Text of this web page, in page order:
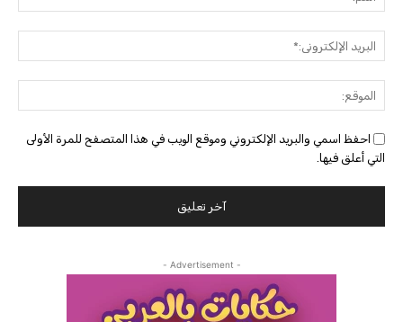
احفظ اسمي والبريد الإلكتروني وموقع الويب في هذا المتصفح للمرة الأولى
التي أعلق فيها.
- Advertisement -